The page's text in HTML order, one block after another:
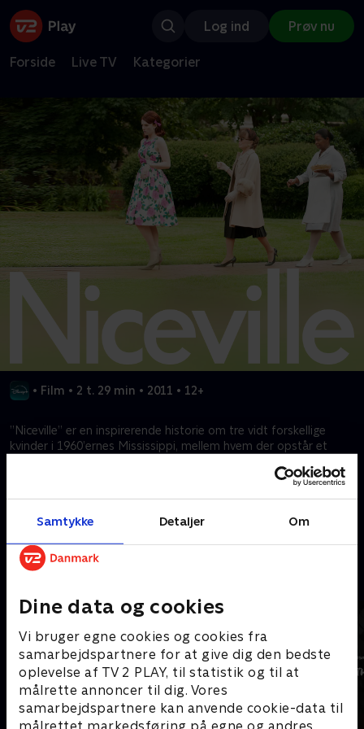
Samtykke Detaljer Om
Dine data og cookies
Vi bruger egne cookies og cookies fra
samarbejdspartnere for at give dig den bedste
oplevelse af TV 2 PLAY, til statistik og til at
målrette annoncer til dig. Vores
samarbejdspartnere kan anvende cookie-data til
Log ind Prøv nu
Forside Live TV Kategorier
• Film • 2 t. 29 min • 2011 • 12+
”Niceville” er en inspirerende historie om tre vidt forskellige
kvinder i 1960’ernes Mississippi, mellem hvem der opstår et
humor – en tidløs historie om evnen til at skabe forandring.
Kræver tilkøb